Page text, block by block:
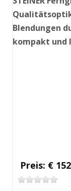
Blendungen
kompakt und
Preis: €